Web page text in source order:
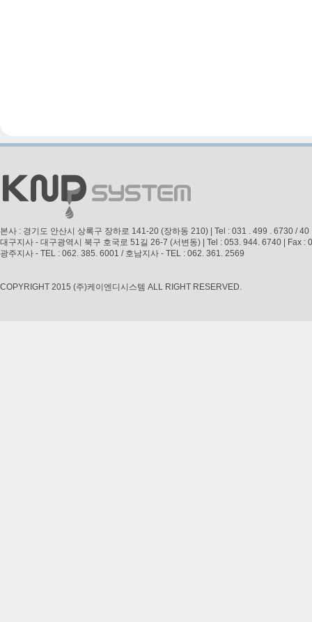
본사 : 경기도 안산시 상록구 장하로 141-20 (장하동 210) | Tel : 031 . 499 . 6730 /
대구지사 - 대구광역시 북구 호국로 51길 26-7 (서변동) | Tel : 053. 944. 6740 | Fax
광주지사 - TEL : 062. 385. 6001 / 호남지사 - TEL : 062. 361. 2569
COPYRIGHT 2015 (주)케이엔디시스템 ALL RIGHT RESERVED.